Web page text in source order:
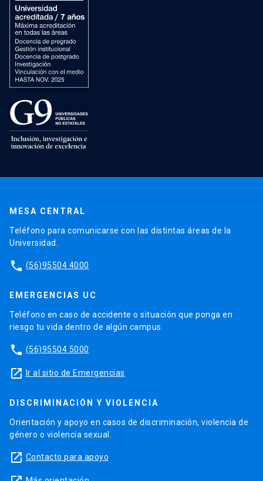
MESA CENTRAL
Teléfono para comunicarse con las distintas áreas de la
Universidad.
phone (56)95504 4000
EMERGENCIAS UC
Teléfono en caso de accidente o situación que ponga en
riesgo tu vida dentro de algún campus.
phone (56)95504 5000
launch Ir al sitio de Emergencias
DISCRIMINACIÓN Y VIOLENCIA
Orientación y apoyo en casos de discriminación, violencia de
género o violencia sexual.
launch Contacto para apoyo